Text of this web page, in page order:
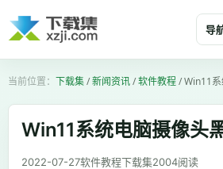
导
下载集/新闻资讯/软件教程/Win11
Win11系统电脑摄像头
2022-07-27软件教程下载集2004阅读